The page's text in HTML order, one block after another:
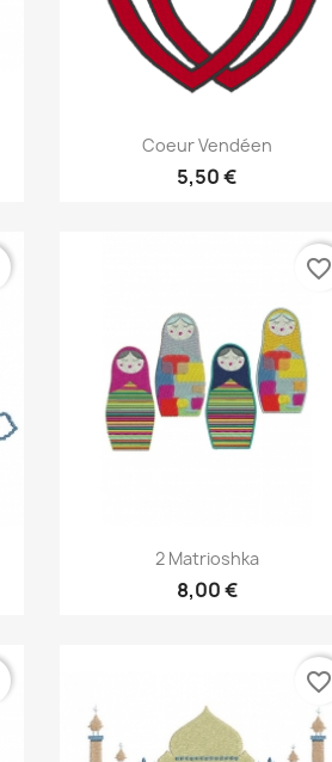
Aperçu rapide
Coeur Vendéen
5,50 €
Aperçu rapide
2 Matrioshka
8,00 €
favorite_border
favorite_border